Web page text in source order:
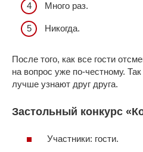
Много раз.
Никогда.
После того, как все гости
на вопрос уже по-честному.
лучше узнают друг друга.
Застольный конкурс
Участники: гости.